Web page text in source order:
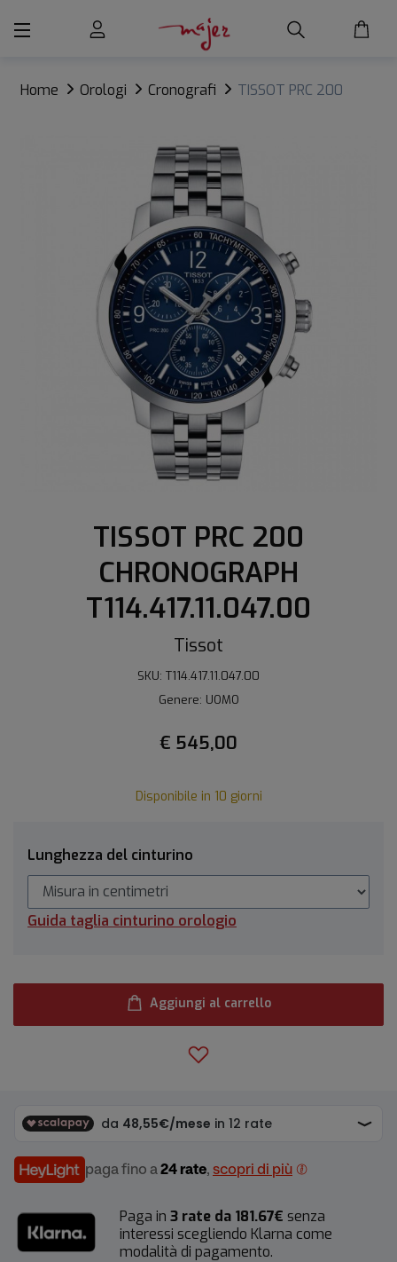
Home Orologi Cronografi
TISSOT PRC 200
TISSOT PRC 200
CHRONOGRAPH
T114.417.11.047.00
Tissot
SKU: T114.417.11.047.00
Genere: UOMO
€ 545,00
Disponibile in 10 giorni
Lunghezza del cinturino
Guida taglia cinturino orologio
Aggiungi al carrello
paga fino a 24 rate, scopri di più
Paga in 3 rate da 181.67€ senza
interessi scegliendo Klarna come
modalità di pagamento.